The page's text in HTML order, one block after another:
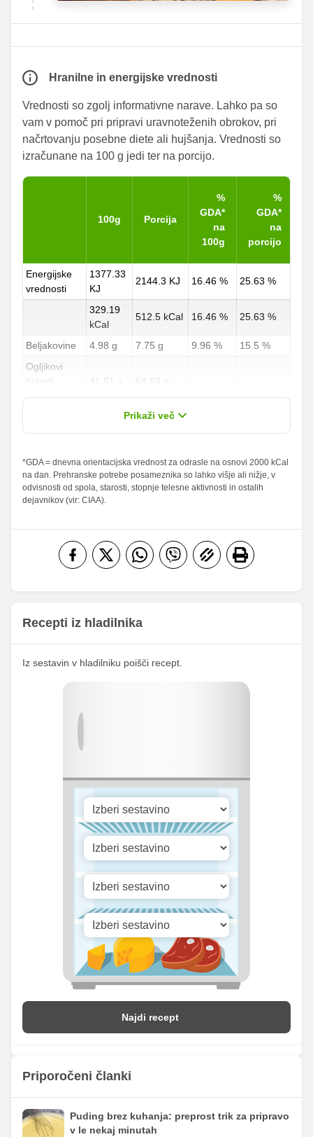
Hranilne in energijske vrednosti
Vrednosti so zgolj informativne narave. Lahko pa so
vam v pomoč pri pripravi uravnoteženih obrokov, pri
načrtovanju posebne diete ali hujšanja. Vrednosti so
izračunane na 100 g jedi ter na porcijo.
100g Porcija
%
GDA*
na
100g
%
GDA*
na
porcijo
Energijske
vrednosti
1377.33
KJ
2144.3 KJ 16.46 % 25.63 %
329.19
kCal
512.5 kCal 16.46 % 25.63 %
Beljakovine 4.98 g 7.75 g 9.96 %
15.5 %
Ogljikovi
hidrati
41.51 g 64.63 g
38.25 g
15.37 % 23.94 %
od teh
nasičene
maščobne
15.42 g
1.69 g
24 g 22.03 % 34.29 %
1.12 g 1.75 g 4.48 %
7 %
Folna kislina
0 g
0 g
mg
Kalij 255.13 mg
mg
103.49
161.13 iu
0 mg
0 mg
3.61 mg
5.63 mg
0.32 mg 0.5 mg
Prikaži več
*GDA = dnevna orientacijska vrednost za odrasle na osnovi 2000 kCal
na dan. Prehranske potrebe posameznika so lahko višje ali nižje, v
odvisnosti od spola, starosti, stopnje telesne aktivnosti in ostalih
dejavnikov (vir: CIAA).
Recepti iz hladilnika
Iz sestavin v hladilniku poišči recept.
Najdi recept
Priporočeni članki
Puding brez kuhanja: preprost trik za pripravo
v le nekaj minutah